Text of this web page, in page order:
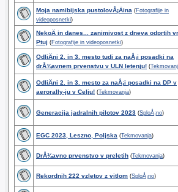
Moja namibijska pustolovÅ¡Äina (Fotografije in
videoposnetki)
NekoÄ in danes... zanimivost z dneva odprtih
Ptuj (Fotografije in videoposnetki)
OdliÄni 2. in 3. mesto tudi za naÅ¡i posadki na
drÅ¾avnem prvenstvu v ULN letenju! (
OdliÄni 2. in 3. mesto za naÅ¡i posadki na DP v
aerorally-ju v Celju! (Tekmovanja)
Generacija jadralnih pilotov 2023 (SploÅ¡no)
EGC 2023, Leszno, Poljska (Tekmovanja)
DrÅ¾avno prvenstvo v preletih (Tekmovanja)
Rekordnih 222 vzletov z vitlom (SploÅ¡no)